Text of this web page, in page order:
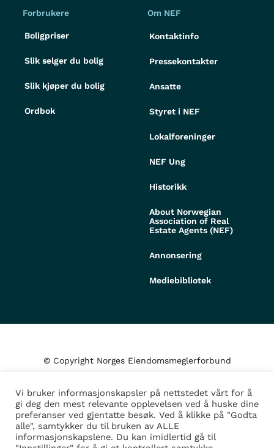
Forbrukere
Boligpriser
Slik selger du bolig
Slik kjøper du bolig
Ordbok
Om NEF
Kontaktinfo
Pressekontakter
Ansatte
Styret i NEF
Lokalforeninger
NEF Ung
Historikk
About Norwegian
Association of Real
Estate Agents (NEF)
Annonsering
Mediebibliotek
© Copyright Norges Eiendomsmeglerforbund
Personvern og cookies
Administrer samtykke
Vi bruker informasjonskapsler på nettstedet vårt for å
gi deg den mest relevante opplevelsen ved å huske dine
preferanser ved gjentatte besøk. Ved å klikke på "Godta
alle", samtykker du til bruken av ALLE
informasjonskapslene. Du kan imidlertid gå til